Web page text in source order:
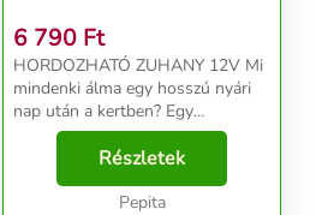
6 790 Ft
HORDOZHATÓ ZUHANY 12V Mi
mindenki álma egy hosszú nyári
nap után a kertben? Egy
zuhanyzó! És mit tegyünk, ha
éppen kempingen vagyunk,
sátorban alszunk, vagy egy telken
tartózkodunk, és csak maga a te...
Részletek
Pepita